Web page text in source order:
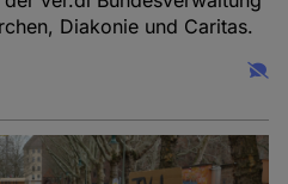
Diakonie und Caritas.